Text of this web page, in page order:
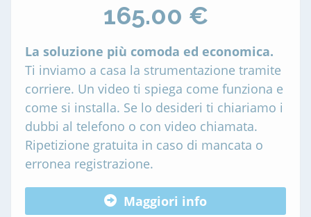
165.00 €
La soluzione più comoda ed economica.
Ti inviamo a casa la strumentazione tramite
corriere. Un video ti spiega come funziona e
come si installa. Se lo desideri ti chiariamo i
dubbi al telefono o con video chiamata.
Ripetizione gratuita in caso di mancata o
erronea registrazione.
Maggiori info